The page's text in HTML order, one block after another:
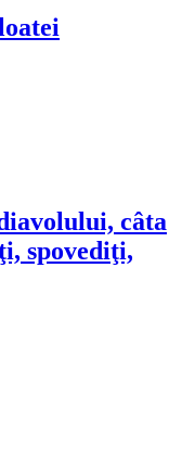
câta
spovediţi,